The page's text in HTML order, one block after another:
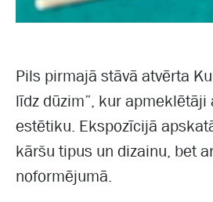
Pils pirmajā stāvā atvērta
līdz dūzim”, kur
estētiku. Ekspozīcijā
kāršu tipus un dizainu, bet
noformējumā.